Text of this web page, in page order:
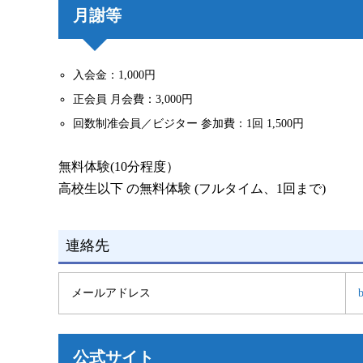
月謝等
入会金：1,000円
正会員 月会費：3,000円
回数制准会員／ビジター 参加費：1回 1,500円
無料体験(10分程度）
高校生以下 の無料体験 (フルタイム、1回まで)
連絡先
メールアドレス
公式サイト